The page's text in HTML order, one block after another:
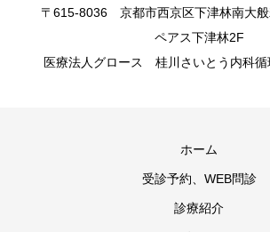
〒615-8036 京都市西京区下津林南大
ペアス下津林2F
医療法人グロース 桂川さいとう内科循
ホーム
受診予約、WEB問診
診療紹介